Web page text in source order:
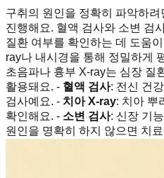
구취의 원인을 정확히 파악하
진행해요. 혈액 검사와 소변 검
질환 여부를 확인하는 데 도움
ray나 내시경을 통해 정밀하게
초음파나 흉부 X-ray는 심장 질
활용돼요. - 혈액 검사: 전신 건
검사예요. - 치아 X-ray: 치아 뿌
확인해요. - 소변 검사: 신장 기
원인을 명확히 하지 않으면 치